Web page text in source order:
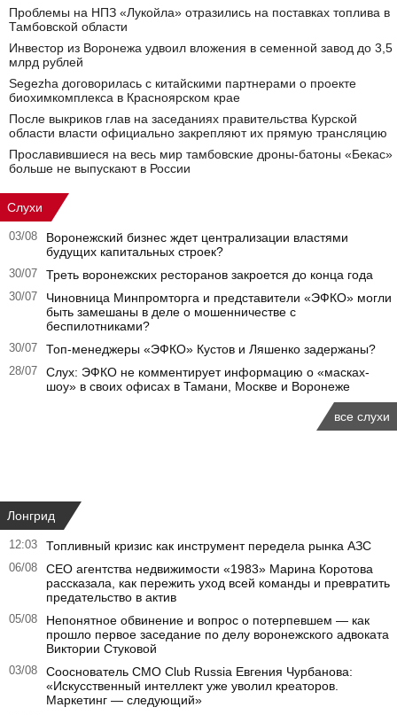
Проблемы на НПЗ «Лукойла» отразились на поставках топлива в
Тамбовской области
Инвестор из Воронежа удвоил вложения в семенной завод до 3,5
млрд рублей
Segezha договорилась с китайскими партнерами о проекте
биохимкомплекса в Красноярском крае
После выкриков глав на заседаниях правительства Курской
области власти официально закрепляют их прямую трансляцию
Прославившиеся на весь мир тамбовские дроны-батоны «Бекас»
больше не выпускают в России
Слухи
03/08
Воронежский бизнес ждет централизации властями
будущих капитальных строек?
30/07 Треть воронежских ресторанов закроется до конца года
30/07
Чиновница Минпромторга и представители «ЭФКО» могли
быть замешаны в деле о мошенничестве с
беспилотниками?
30/07 Топ-менеджеры «ЭФКО» Кустов и Ляшенко задержаны?
28/07
Слух: ЭФКО не комментирует информацию о «масках-
шоу» в своих офисах в Тамани, Москве и Воронеже
все слухи
Лонгрид
12:03 Топливный кризис как инструмент передела рынка АЗС
06/08
CEO агентства недвижимости «1983» Марина Коротова
рассказала, как пережить уход всей команды и превратить
предательство в актив
05/08
Непонятное обвинение и вопрос о потерпевшем — как
прошло первое заседание по делу воронежского адвоката
Виктории Стуковой
03/08
Сооснователь CMO Club Russia Евгения Чурбанова:
«Искусственный интеллект уже уволил креаторов.
Маркетинг — следующий»